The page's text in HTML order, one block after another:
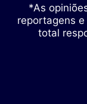
*As
reportagens
total